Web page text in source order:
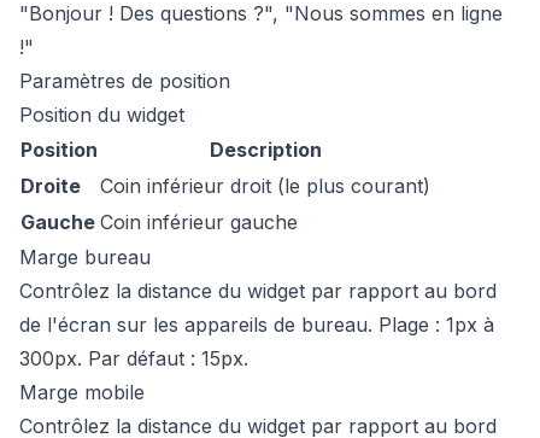
"Bonjour ! Des questions ?", "Nous sommes en ligne
!"
Paramètres de position
Position du widget
Position
Description
Droite
Coin inférieur droit (le plus courant)
Gauche Coin inférieur gauche
Marge bureau
Contrôlez la distance du widget par rapport au bord
de l'écran sur les appareils de bureau. Plage : 1px à
300px. Par défaut : 15px.
Marge mobile
Contrôlez la distance du widget par rapport au bord